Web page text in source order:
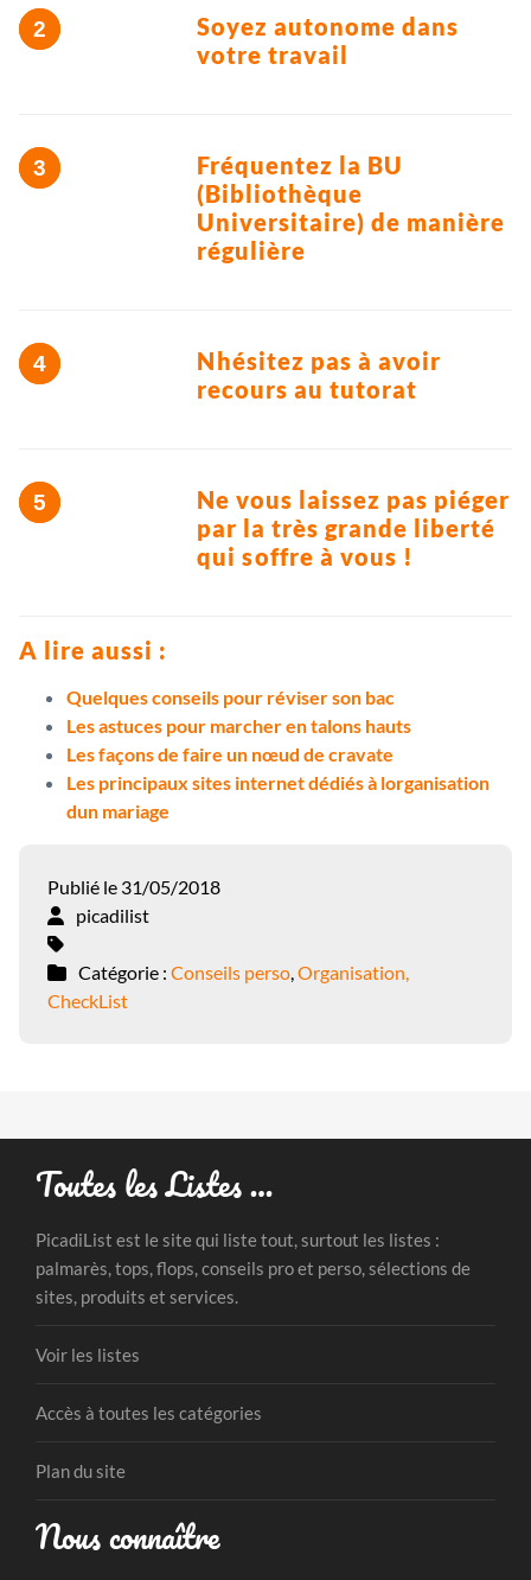
Soyez autonome dans
votre travail
Fréquentez la BU
(Bibliothèque
Universitaire) de manière
régulière
Nhésitez pas à avoir
recours au tutorat
Ne vous laissez pas piéger
par la très grande liberté
qui soffre à vous !
A lire aussi :
Quelques conseils pour réviser son bac
Les astuces pour marcher en talons hauts
Les façons de faire un nœud de cravate
Les principaux sites internet dédiés à lorganisation
dun mariage
Publié le 31/05/2018
picadilist
Catégorie : Conseils perso,Organisation,
CheckList
Toutes les Listes …
PicadiList est le site qui liste tout, surtout les listes :
palmarès, tops, flops, conseils pro et perso, sélections de
sites, produits et services.
Voir les listes
Accès à toutes les catégories
Plan du site
Nous connaître